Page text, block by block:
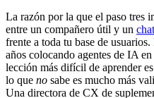
La razón por la que el paso tres
entre un compañero útil y un
frente a toda tu base de
años colocando agentes de IA
lección más difícil de aprender
lo que no sabe es mucho más
Una directora de CX de